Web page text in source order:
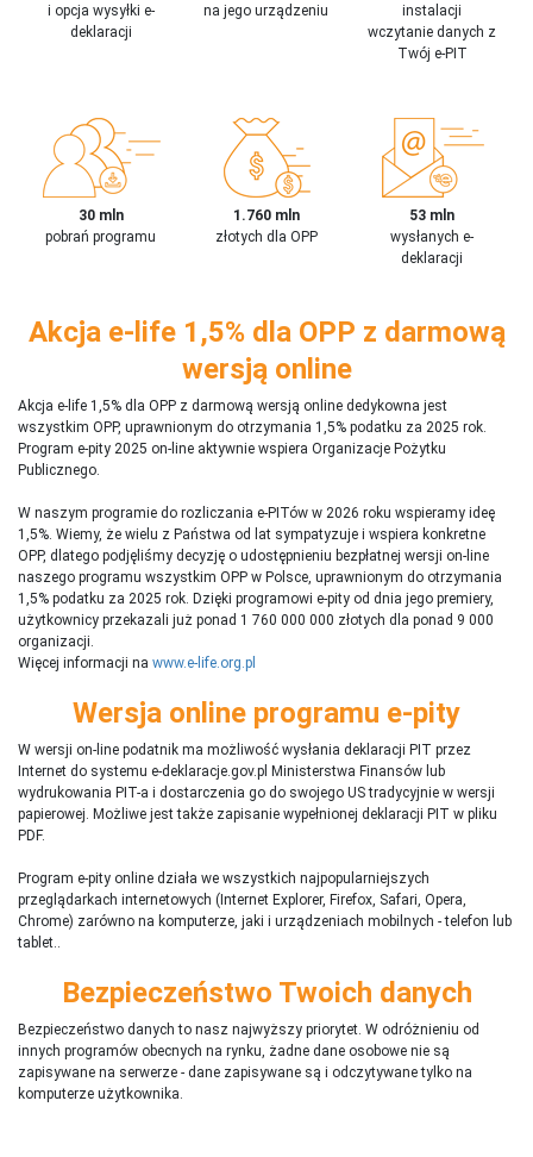
i opcja wysyłki e-
deklaracji
na jego urządzeniu
instalacji
wczytanie danych z
Twój e-PIT
30 mln
pobrań programu
1.760 mln
złotych dla OPP
53 mln
wysłanych e-
deklaracji
Akcja e-life 1,5% dla OPP z darmową
wersją online
Akcja e-life 1,5% dla OPP z darmową wersją online dedykowna jest
wszystkim OPP, uprawnionym do otrzymania 1,5% podatku za 2025 rok.
Program e-pity 2025 on-line aktywnie wspiera Organizacje Pożytku
Publicznego.
W naszym programie do rozliczania e-PITów w 2026 roku wspieramy ideę
1,5%. Wiemy, że wielu z Państwa od lat sympatyzuje i wspiera konkretne
OPP, dlatego podjęliśmy decyzję o udostępnieniu bezpłatnej wersji on-line
naszego programu wszystkim OPP w Polsce, uprawnionym do otrzymania
1,5% podatku za 2025 rok. Dzięki programowi e-pity od dnia jego premiery,
użytkownicy przekazali już ponad 1 760 000 000 złotych dla ponad 9 000
organizacji.
Więcej informacji na www.e-life.org.pl
Wersja online programu e-pity
W wersji on-line podatnik ma możliwość wysłania deklaracji PIT przez
Internet do systemu e-deklaracje.gov.pl Ministerstwa Finansów lub
wydrukowania PIT-a i dostarczenia go do swojego US tradycyjnie w wersji
papierowej. Możliwe jest także zapisanie wypełnionej deklaracji PIT w pliku
PDF.
Program e-pity online działa we wszystkich najpopularniejszych
przeglądarkach internetowych (Internet Explorer, Firefox, Safari, Opera,
Chrome) zarówno na komputerze, jaki i urządzeniach mobilnych - telefon lub
tablet..
Bezpieczeństwo Twoich danych
Bezpieczeństwo danych to nasz najwyższy priorytet. W odróżnieniu od
innych programów obecnych na rynku, żadne dane osobowe nie są
zapisywane na serwerze - dane zapisywane są i odczytywane tylko na
komputerze użytkownika.